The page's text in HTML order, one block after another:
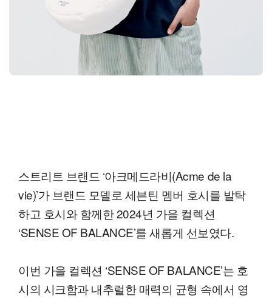
스트리트 브랜드 ‘아크메드라비(Acme de la
vie)’가 브랜드 모델로 세븐틴 멤버 호시를 발탁
하고 호시와 함께한 2024년 가을 컬렉션
‘SENSE OF BALANCE’를 새롭게 선보였다.
이번 가을 컬렉션 ‘SENSE OF BALANCE’는 호
시의 시크함과 내추럴한 매력의 균형 속에서 영